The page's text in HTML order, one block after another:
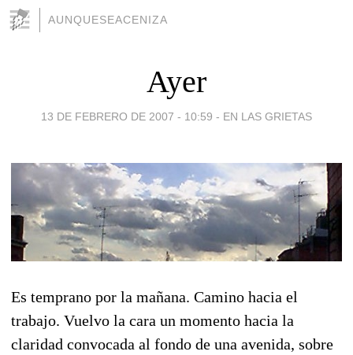
AUNQUESEACENIZA
Ayer
13 DE FEBRERO DE 2007 - 10:59 - EN LAS GRIETAS
Es temprano por la mañana. Camino hacia el
trabajo. Vuelvo la cara un momento hacia la
claridad convocada al fondo de una avenida, sobre